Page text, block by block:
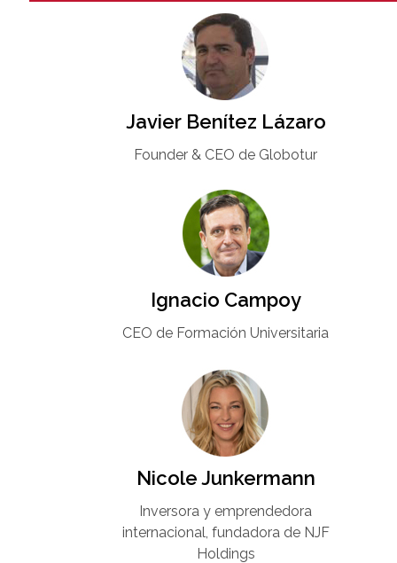
Javier Benítez Lázaro
Founder & CEO de Globotur​
Ignacio Campoy​
CEO de Formación Universitaria​
Nicole Junkermann​
Inversora y emprendedora
internacional, fundadora de NJF
Holdings